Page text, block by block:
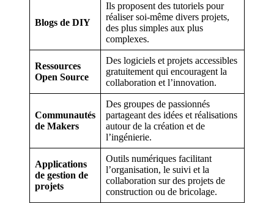
Blogs de DIY
Ils proposent des tutoriels pour
réaliser soi-même divers projets,
des plus simples aux plus
complexes.
Ressources
Open Source
Des logiciels et projets accessibles
gratuitement qui encouragent la
collaboration et l’innovation.
Communautés
de Makers
Des groupes de passionnés
partageant des idées et réalisations
autour de la création et de
l’ingénierie.
Applications
de gestion de
projets
Outils numériques facilitant
l’organisation, le suivi et la
collaboration sur des projets de
construction ou de bricolage.